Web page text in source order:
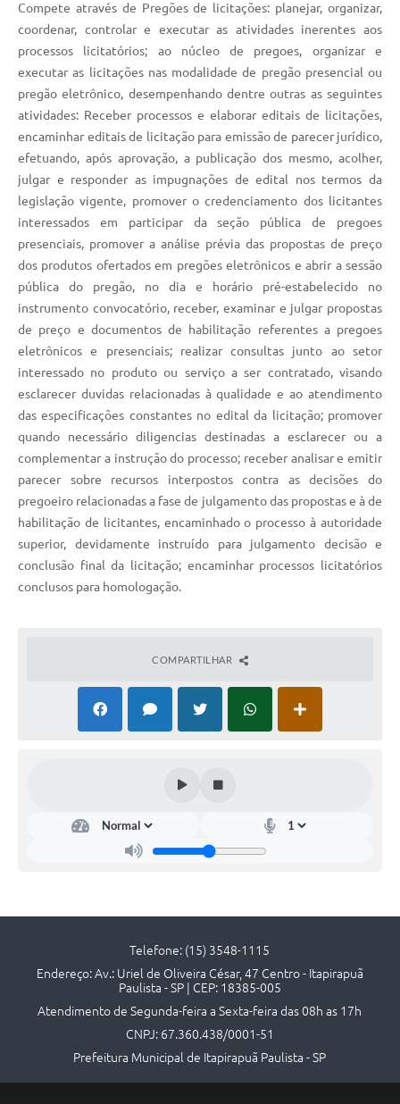
A Prefeitura
Telefones Úteis
Transparência
Agenda
SIC
Notícias
Contato
Compete através de Pregões de licitações: planejar, organizar,
coordenar, controlar e executar as atividades inerentes aos
processos licitatórios; ao núcleo de pregoes, organizar e
executar as licitações nas modalidade de pregão presencial ou
pregão eletrônico, desempenhando dentre outras as seguintes
atividades: Receber processos e elaborar editais de licitações,
encaminhar editais de licitação para emissão de parecer jurídico,
efetuando, após aprovação, a publicação dos mesmo, acolher,
julgar e responder as impugnações de edital nos termos da
legislação vigente, promover o credenciamento dos licitantes
interessados em participar da seção pública de pregoes
presenciais, promover a análise prévia das propostas de preço
dos produtos ofertados em pregões eletrônicos e abrir a sessão
pública do pregão, no dia e horário pré-estabelecido no
instrumento convocatório, receber, examinar e julgar propostas
de preço e documentos de habilitação referentes a pregoes
eletrônicos e presenciais; realizar consultas junto ao setor
interessado no produto ou serviço a ser contratado, visando
esclarecer duvidas relacionadas à qualidade e ao atendimento
das especificações constantes no edital da licitação; promover
quando necessário diligencias destinadas a esclarecer ou a
complementar a instrução do processo; receber analisar e emitir
parecer sobre recursos interpostos contra as decisões do
pregoeiro relacionadas a fase de julgamento das propostas e à de
habilitação de licitantes, encaminhado o processo à autoridade
superior, devidamente instruído para julgamento decisão e
conclusão final da licitação; encaminhar processos licitatórios
conclusos para homologação.
COMPARTILHAR
Telefone: (15) 3548-1115
Endereço: Av.: Uriel de Oliveira César, 47 Centro - Itapirapuã
Paulista - SP | CEP: 18385-005
Atendimento de Segunda-feira a Sexta-feira das 08h as 17h
CNPJ: 67.360.438/0001-51
Prefeitura Municipal de Itapirapuã Paulista - SP